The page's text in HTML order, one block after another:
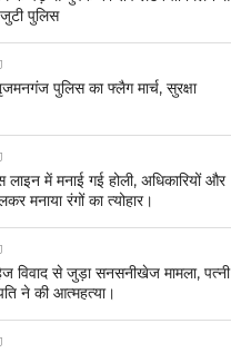
पुलिस
पुलिस का फ्लैग मार्च, सुरक्षा
में मनाई गई होली, अधिकारियों और
मनाया रंगों का त्योहार।
विवाद से जुड़ा सनसनीखेज मामला, पत्नी
ने की आत्महत्या।